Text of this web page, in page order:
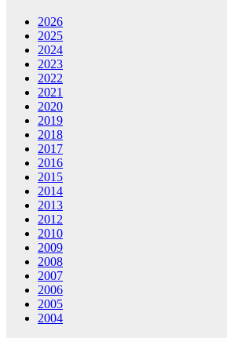
2026
2025
2024
2023
2022
2021
2020
2019
2018
2017
2016
2015
2014
2013
2012
2010
2009
2008
2007
2006
2005
2004